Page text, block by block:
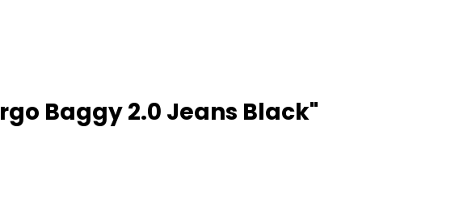
Baggy 2.0 Jeans Black"